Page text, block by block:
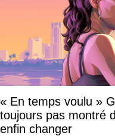
« En temps voulu »
toujours pas montré
enfin changer